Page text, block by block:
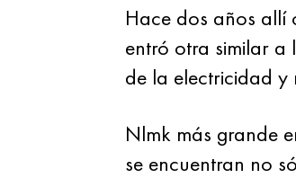
Hace dos años allí
entró otra similar
de la electricidad y
Nlmk más grande
se encuentran no